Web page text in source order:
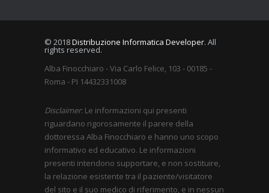
© 2018Distribuzione Informatica Developer. All
rights reserved.
Alba Finocchiaro - Via Carlo Felice, 103 - 00185 -
Roma - PI 14432331008
Disclaimer: Le informazioni qui presenti
riguardano rigorosamente il parere della
dottoressa Alba Finocchiaro e hanno uno scopo
informativo ed educativo. Le informazioni
presenti intendono supportare, e non sostituire,
la relazione esistente tra il paziente/visitatore
del sito e il suo medico di riferimento, e in nessun